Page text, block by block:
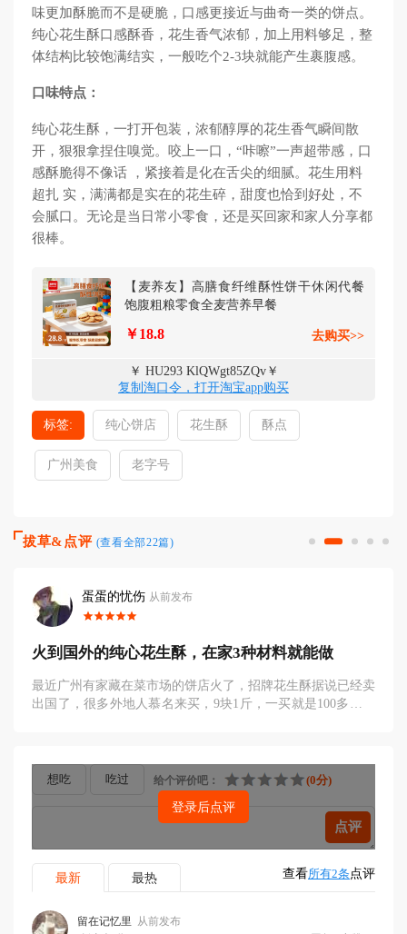
味更加酥脆而不是硬脆，口感更接近与曲奇一类的饼点。
纯心花生酥口感酥香，花生香气浓郁，加上用料够足，整
体结构比较饱满结实，一般吃个2-3块就能产生裹腹感。
口味特点：
纯心花生酥，一打开包装，浓郁醇厚的花生香气瞬间散
开，狠狠拿捏住嗅觉。咬上一口，“咔嚓”一声超带感，口
感酥脆得不像话 ，紧接着是化在舌尖的细腻。花生用料
超扎 实，满满都是实在的花生碎，甜度也恰到好处，不
会腻口。无论是当日常小零食，还是买回家和家人分享都
很棒。
【麦养友】高膳食纤维酥性饼干休闲代餐
饱腹粗粮零食全麦营养早餐
￥18.8 去购买>>
￥ HU293 KlQWgt85ZQv￥
复制淘口令，打开淘宝app购买
标签: 纯心饼店 花生酥 酥点
广州美食 老字号
拔草&点评 (查看全部22篇)
蛋蛋的忧伤 从前发布
火到国外的纯心花生酥，在家3种材料就能做
最近广州有家藏在菜市场的饼店火了，招牌花生酥据说已经卖
出国了，很多外地人慕名来买，9块1斤，一买就是100多块。